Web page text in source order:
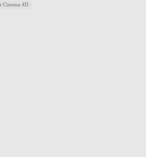
Cinema 4D